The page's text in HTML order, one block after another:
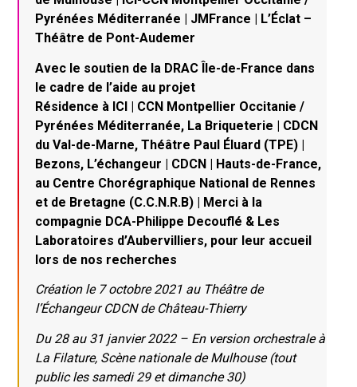
Pyrénées Méditerranée | JMFrance | L’Éclat –
Théâtre de Pont-Audemer
Avec le soutien de la DRAC Île-de-France dans
le cadre de l’aide au projet
Résidence à ICI | CCN Montpellier Occitanie /
Pyrénées Méditerranée, La Briqueterie | CDCN
du Val-de-Marne, Théâtre Paul Éluard (TPE) |
Bezons, L’échangeur | CDCN | Hauts-de-France,
au Centre Chorégraphique National de Rennes
et de Bretagne (C.C.N.R.B) | Merci à la
compagnie DCA-Philippe Decouflé & Les
Laboratoires d’Aubervilliers, pour leur accueil
lors de nos recherches
Création le 7 octobre 2021 au Théâtre de
l’Échangeur CDCN de Château-Thierry
Du 28 au 31 janvier 2022 – En version orchestrale à
La Filature, Scène nationale de Mulhouse (tout
public les samedi 29 et dimanche 30)